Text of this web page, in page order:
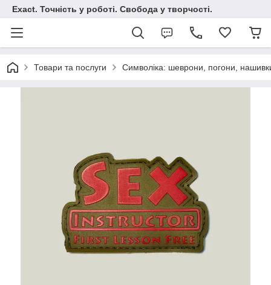
Exact. Точність у роботі. Свобода у творчості.
Товари та послуги Символіка: шеврони, погони,